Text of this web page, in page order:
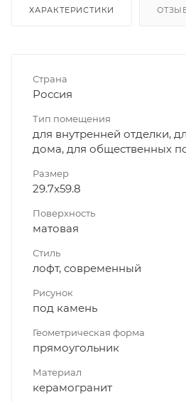
ХАРАКТЕРИСТИКИ
Страна
Россия
Тип помещения
для внутренней отделки,
дома, для общественных
Размер
29.7x59.8
Поверхность
матовая
Стиль
лофт, современный
Рисунок
под камень
Геометрическая форма
прямоугольник
Материал
керамогранит